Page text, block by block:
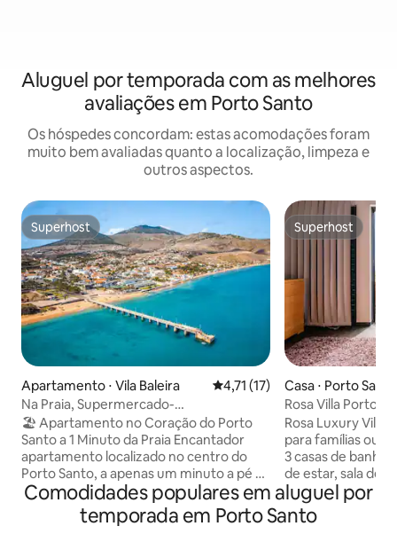
Aluguel por temporada com as melhores
avaliações em Porto Santo
Os hóspedes concordam: estas acomodações foram
muito bem avaliadas quanto a localização, limpeza e
outros aspectos.
Superhost
Superhost
Apartamento ⋅ Vila Baleira 4,71 de uma avaliação média
4,71 (17)
Na Praia, Supermercado-
Estacionamento, Centro
🏖️ Apartamento no Coração do Porto
Santo a 1 Minuto da Praia Encantador
apartamento localizado no centro do
Porto Santo, a apenas um minuto a pé da
praia. Com localização privilegiada,
encontra-se rodeado por restaurantes,
cafés e supermercado, tornando a
Superhost
Superhost
Casa ⋅ Porto Santo
Rosa Villa Porto
Madeira
Rosa Luxury Villa,
para famílias ou grupos. Com
3 casas de
de estar, sala de
vista para o mar,
momentos
apenas 5 minutos
Comodidades populares em aluguel por
temporada em Porto Santo